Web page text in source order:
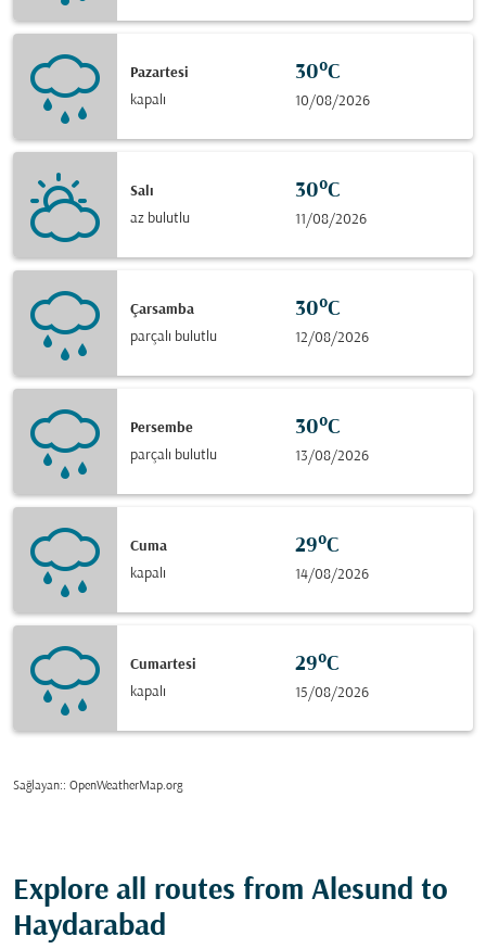
Pazartesi
kapalı
30°C
10/08/2026
Salı
az bulutlu
30°C
11/08/2026
Çarsamba
parçalı bulutlu
30°C
12/08/2026
Persembe
parçalı bulutlu
30°C
13/08/2026
Cuma
kapalı
29°C
14/08/2026
Cumartesi
kapalı
29°C
15/08/2026
Sağlayan:: OpenWeatherMap.org
Explore all routes from Alesund to
Haydarabad